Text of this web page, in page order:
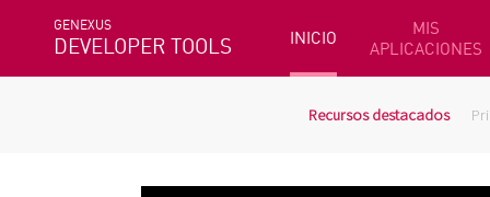
GENEXUS
DEVELOPER TOOLS INICIO
MIS
APLICACIONES
Recursos destacados